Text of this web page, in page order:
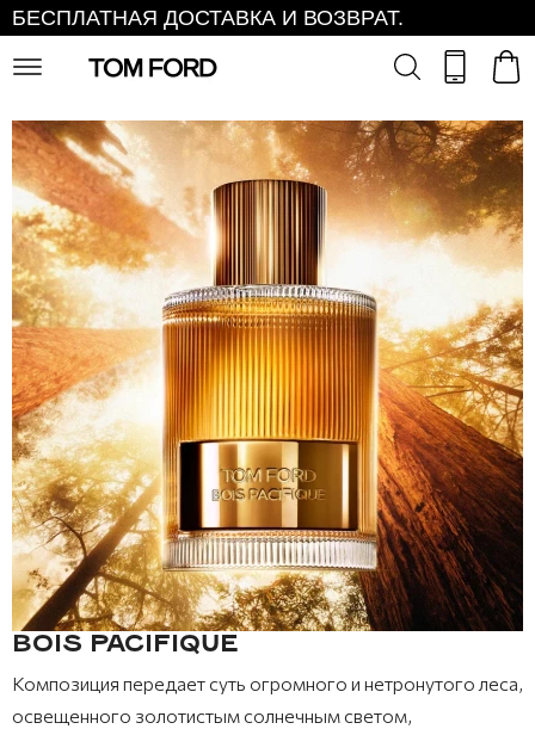
БЕСПЛАТНАЯ ДОСТАВКА И ВОЗВРАТ.
BOIS PACIFIQUE
Композиция передает суть огромного и нетронутого леса,
освещенного золотистым солнечным светом,